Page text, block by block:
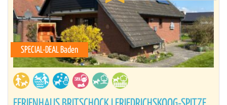
SPECIAL-DEAL Baden